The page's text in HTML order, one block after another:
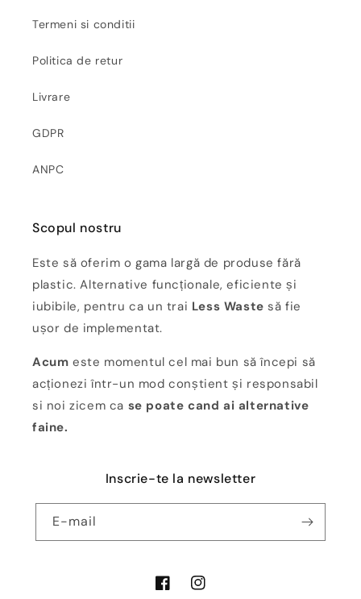
Termeni si conditii
Politica de retur
Livrare
GDPR
ANPC
Scopul nostru
Este să oferim o gama largă de produse fără
plastic. Alternative funcționale, eficiente și
iubibile, pentru ca un trai Less Waste să fie
ușor de implementat.
Acum este momentul cel mai bun să începi să
acționezi într-un mod conștient și responsabil
si noi zicem ca se poate cand ai alternative
faine.
Inscrie-te la newsletter
E-mail
FacebookInstagram